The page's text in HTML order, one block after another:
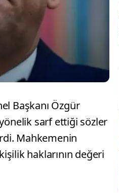
Başkanı Özgür
sarf ettiği sözler
Mahkemenin
haklarının değeri